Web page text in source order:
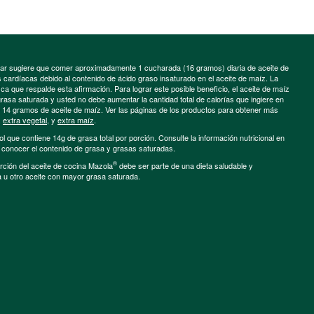
sugiere que comer aproximadamente 1 cucharada (16 gramos) diaria de aceite de
debido al contenido de ácido graso insaturado en el aceite de maíz. La
que respalde esta afirmación. Para lograr este posible beneficio, el aceite de maíz
saturada y usted no debe aumentar la cantidad total de calorías que ingiere en
gramos de aceite de maíz. Ver las páginas de los productos para obtener más
extra vegetal, y extra maíz.
que contiene 14g de grasa total por porción. Consulte la información nutricional en
el contenido de grasa y grasas saturadas.
del aceite de cocina Mazola® debe ser parte de una dieta saludable y
otro aceite con mayor grasa saturada.